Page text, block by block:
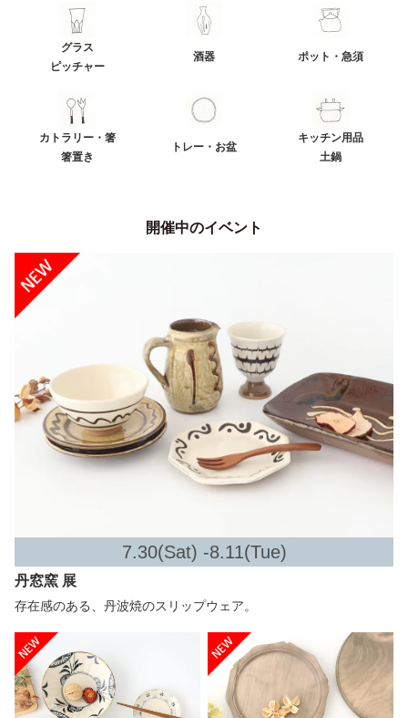
グラス
ピッチャー
酒器 ポット・急須
カトラリー・箸
箸置き
トレー・お盆
キッチン用品
土鍋
開催中のイベント
7.30(Sat) -8.11(Tue)
丹窓窯 展
存在感のある、丹波焼のスリップウェア。